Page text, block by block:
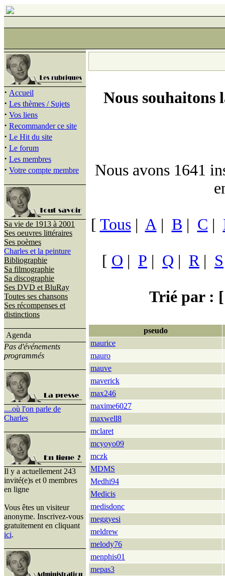
· Accueil
· Les thèmes / Sujets
· Vos liens
· Recommander ce site
· Le Hit du site
· Le forum
· Les membres
· Votre compte membre
Sa vie de 1913 à 2001
Ses oeuvres littéraires
Ses poèmes
Charles et la peinture
Bibliographie
Sa filmographie
Sa discographie
Ses DVD et BluRay
Toutes ses chansons
Ses récompenses et
distinctions
Agenda
Pas d'événements
programmés
....où l'on parle de
Charles
Il y a actuellement 243
invité(e)s et 0 membres
en ligne
Vous êtes un visiteur
anonyme. Inscrivez-vous
gratuitement en cliquant
ici.
Nous souhaitons
Nous avons 1641
[ Tous| A| B | C |
[ O | P | Q | R| S
Trié par : [
pseudo
maurice
mauro
mauve
maverick
max246
maxime6027
maxwell8
mclaret
mcyoyo09
mczk
MDMS
Medhi94
Medicis
medisdonc
meggyesi
meldrew
melody76
menphis01
mepas3